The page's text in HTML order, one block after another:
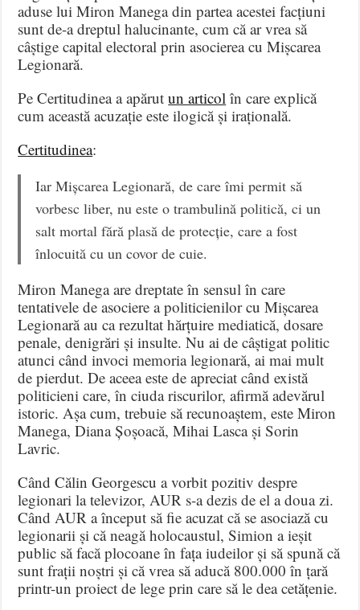
aduse lui Miron Manega din partea acestei facțiuni
sunt de-a dreptul halucinante, cum că ar vrea să
câștige capital electoral prin asocierea cu Mișcarea
Legionară.
Pe Certitudinea a apărutun articol în care explică
cum această acuzație este ilogică și irațională.
Certitudinea:
Iar Mișcarea Legionară, de care îmi permit să
vorbesc liber, nu este o trambulină politică, ci un
salt mortal fără plasă de protecție, care a fost
înlocuită cu un covor de cuie.
Miron Manega are dreptate în sensul în care
tentativele de asociere a politicienilor cu Mișcarea
Legionară au ca rezultat hărțuire mediatică, dosare
penale, denigrări și insulte. Nu ai de câștigat politic
atunci când invoci memoria legionară, ai mai mult
de pierdut. De aceea este de apreciat când există
politicieni care, în ciuda riscurilor, afirmă adevărul
istoric. Așa cum, trebuie să recunoaștem, este Miron
Manega, Diana Șoșoacă, Mihai Lasca și Sorin
Lavric.
Când Călin Georgescu a vorbit pozitiv despre
legionari la televizor, AUR s-a dezis de el a doua zi.
Când AUR a început să fie acuzat că se asociază cu
legionarii și că neagă holocaustul, Simion a ieșit
public să facă plocoane în fața iudeilor și să spună că
sunt frații noștri și că vrea să aducă 800.000 în țară
printr-un proiect de lege prin care să le dea cetățenie.